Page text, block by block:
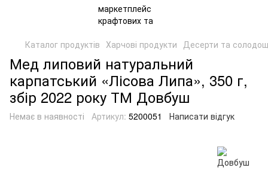
Каталог продуктів Харчові продукти Десерти та
Мед липовий натуральний
карпатський «Лісова Липа», 350 г,
збір 2022 року ТМ Довбуш
Немає в наявності Артикул: 5200051 Написати відгук